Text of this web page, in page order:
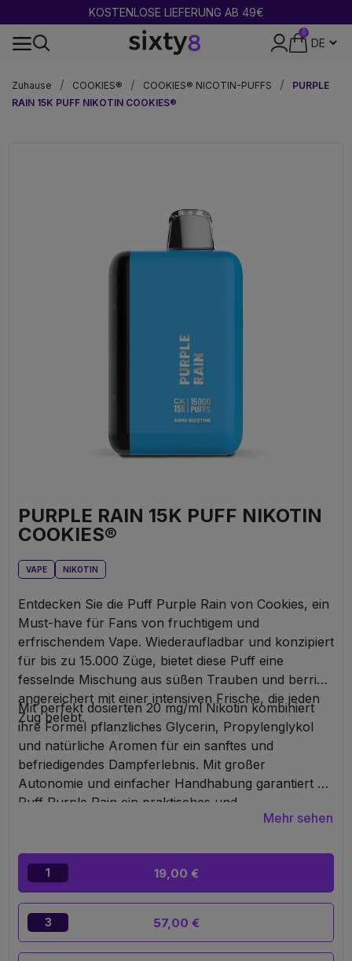
2 GEKAUFT = 1 GRATIS
0
Zuhause
COOKIES® COOKIES® NICOTIN-PUFFS
PURPLE
RAIN 15K PUFF NIKOTIN COOKIES®
PURPLE RAIN 15K PUFF NIKOTIN
COOKIES®
VAPE NIKOTIN
Entdecken Sie die Puff Purple Rain von Cookies, ein
Must-have für Fans von fruchtigem und
erfrischendem Vape. Wiederaufladbar und konzipiert
für bis zu 15.000 Züge, bietet diese Puff eine
fesselnde Mischung aus süßen Trauben und berries,
angereichert mit einer intensiven Frische, die jeden
Zug belebt.
Mit perfekt dosierten 20 mg/ml Nikotin kombiniert
ihre Formel pflanzliches Glycerin, Propylenglykol
und natürliche Aromen für ein sanftes und
befriedigendes Dampferlebnis. Mit großer
Autonomie und einfacher Handhabung garantiert die
Puff Purple Rain ein praktisches und
langanhaltendes Erlebnis, ideal für alle, die ein
tragbaren Format suchen.
Mehr sehen
1 19,00 €
3 57,00 €